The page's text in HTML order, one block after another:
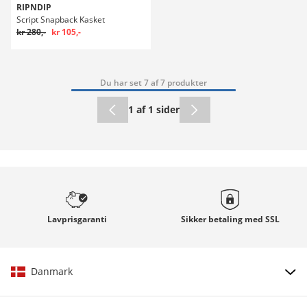
RIPNDIP
Script Snapback Kasket
kr 280,- kr 105,-
Du har set 7 af 7 produkter
1 af 1 sider
Lavprisgaranti Sikker betaling med SSL
Danmark